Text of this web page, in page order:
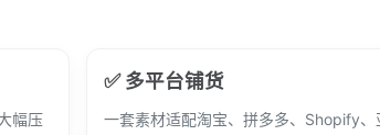
幅压
✅ 多平台铺货
一套素材适配淘宝、拼多多、Shopify、